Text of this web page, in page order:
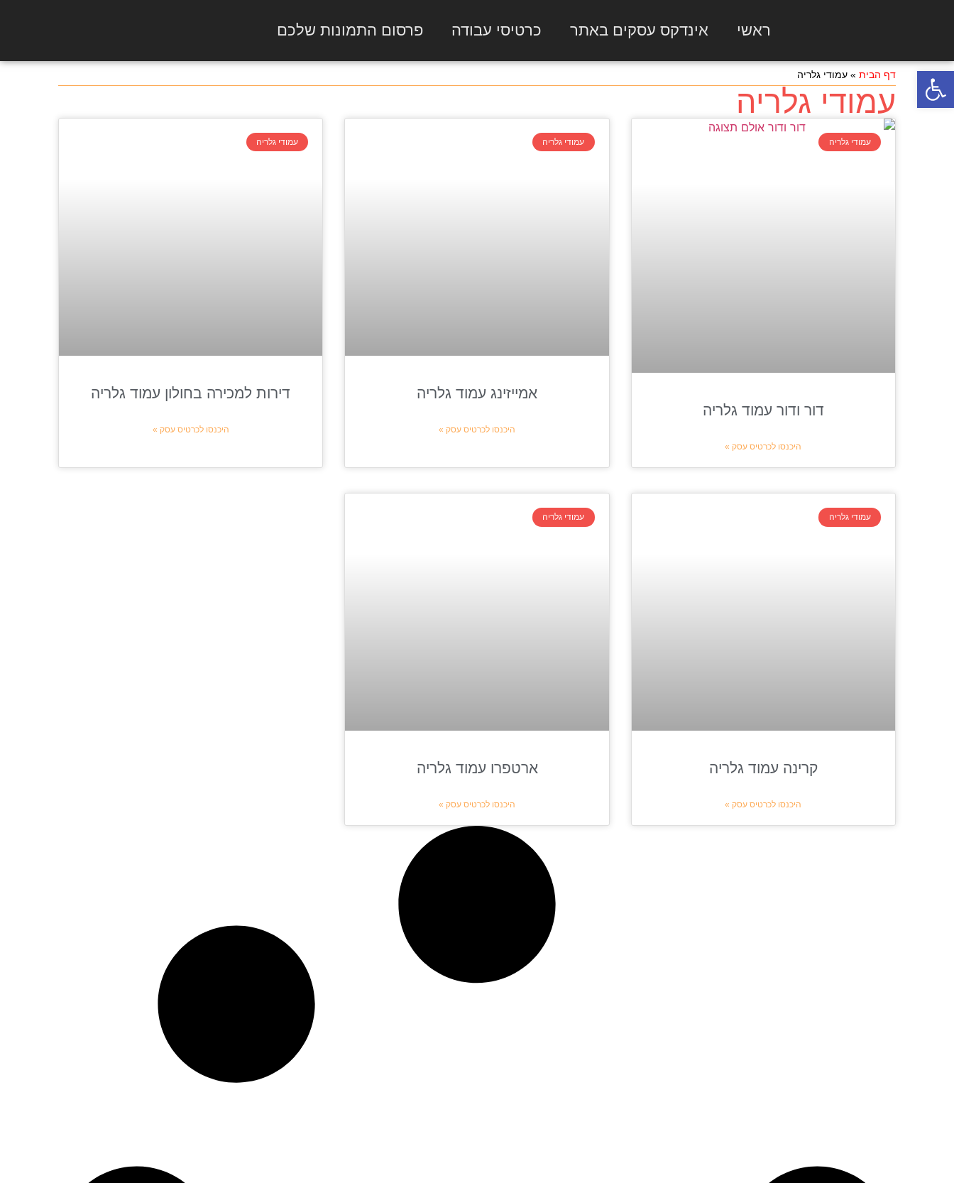
ראשי אינדקס עסקים באתר כרטיסי עבודה פרסום התמונות שלכם
דף הבית » עמודי גלריה
עמודי גלריה
עמודי גלריה
דור ודור עמוד גלריה
היכנסו לכרטיס עסק »
עמודי גלריה
אמייזינג עמוד גלריה
היכנסו לכרטיס עסק »
עמודי גלריה
דירות למכירה בחולון עמוד גלריה
היכנסו לכרטיס עסק »
עמודי גלריה
קרינה עמוד גלריה
היכנסו לכרטיס עסק »
עמודי גלריה
ארטפרו עמוד גלריה
היכנסו לכרטיס עסק »
פתח סרגל נגישות